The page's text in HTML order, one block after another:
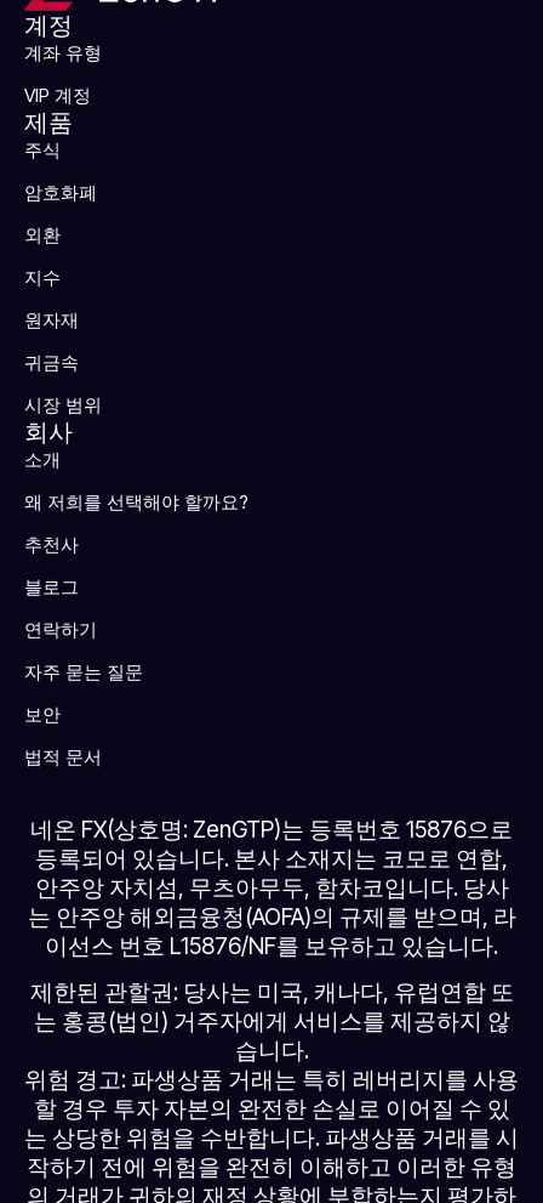
계정
계좌 유형
VIP 계정
제품
주식
암호화폐
외환
지수
원자재
귀금속
시장 범위
회사
소개
왜 저희를 선택해야 할까요?
추천사
블로그
연락하기
자주 묻는 질문
보안
법적 문서
네온 FX(상호명: ZenGTP)는 등록번호 15876으로
등록되어 있습니다. 본사 소재지는 코모로 연합,
안주앙 자치섬, 무츠아무두, 함차코입니다. 당사
는 안주앙 해외금융청(AOFA)의 규제를 받으며, 라
이선스 번호 L15876/NF를 보유하고 있습니다.
제한된 관할권: 당사는 미국, 캐나다, 유럽연합 또
는 홍콩(법인) 거주자에게 서비스를 제공하지 않
습니다.
위험 경고: 파생상품 거래는 특히 레버리지를 사용
할 경우 투자 자본의 완전한 손실로 이어질 수 있
는 상당한 위험을 수반합니다. 파생상품 거래를 시
작하기 전에 위험을 완전히 이해하고 이러한 유형
의 거래가 귀하의 재정 상황에 부합하는지 평가하